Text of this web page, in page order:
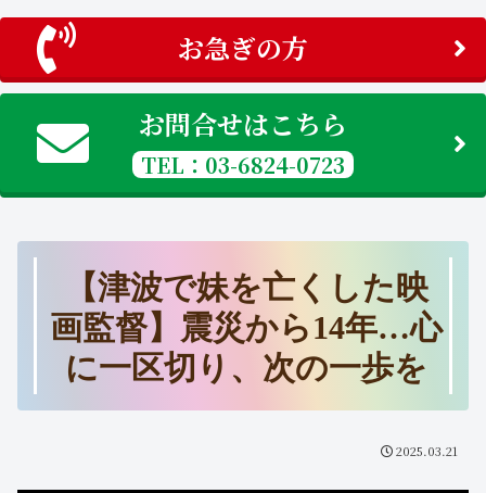
お急ぎの方
お問合せはこちら
TEL：03-6824-0723
【津波で妹を亡くした映
画監督】震災から14年…心
に一区切り、次の一歩を
2025.03.21